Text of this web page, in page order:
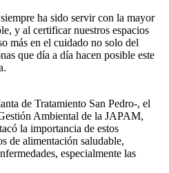
ha sido servir con la mayor
y al certificar nuestros espacios
más en el cuidado no solo del
que día a día hacen posible este
de Tratamiento San Pedro-, el
Ambiental de la JAPAM,
la importancia de estos
de alimentación saludable,
especialmente las